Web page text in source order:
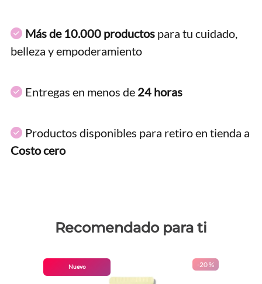
Más de 10.000 productos para tu cuidado,
belleza y empoderamiento
Entregas en menos de 24 horas
Productos disponibles para retiro en tienda a
Costo cero
Recomendado para ti
Nuevo -20 %